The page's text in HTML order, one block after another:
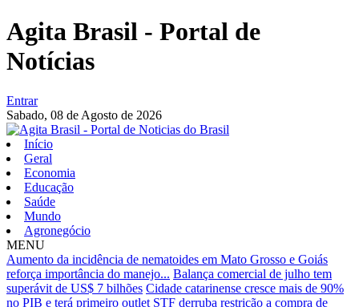
Agita Brasil - Portal de
Notícias
Entrar
Sabado, 08 de Agosto de 2026
Início
Geral
Economia
Educação
Saúde
Mundo
Agronegócio
MENU
Aumento da incidência de nematoides em Mato Grosso e Goiás
reforça importância do manejo... Balança comercial de julho tem
superávit de US$ 7 bilhões Cidade catarinense cresce mais de 90%
no PIB e terá primeiro outlet STF derruba restrição a compra de